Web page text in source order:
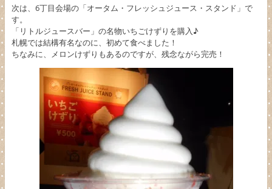
次は、6丁目会場の「オータム・フレッシュジュース・スタンド」で
す。
「リトルジュースバー」の名物いちごけずりを購入♪
札幌では結構有名なのに、初めて食べました！
ちなみに、メロンけずりもあるのですが、残念ながら完売！